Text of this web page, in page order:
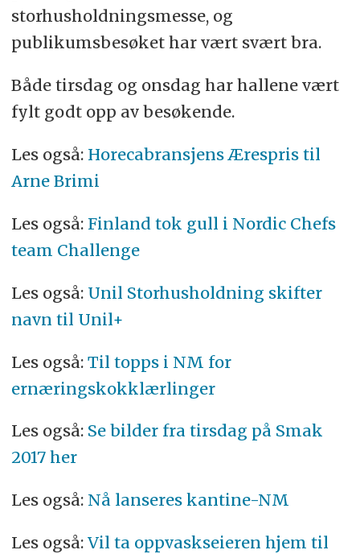
storhusholdningsmesse, og
publikumsbesøket har vært svært bra.
Både tirsdag og onsdag har hallene vært
fylt godt opp av besøkende.
Les også: Horecabransjens Ærespris til
Arne Brimi
Les også: Finland tok gull i Nordic Chefs
team Challenge
Les også: Unil Storhusholdning skifter
navn til Unil+
Les også: Til topps i NM for
ernæringskokklærlinger
Les også: Se bilder fra tirsdag på Smak
2017 her
Les også: Nå lanseres kantine-NM
Les også: Vil ta oppvaskseieren hjem til